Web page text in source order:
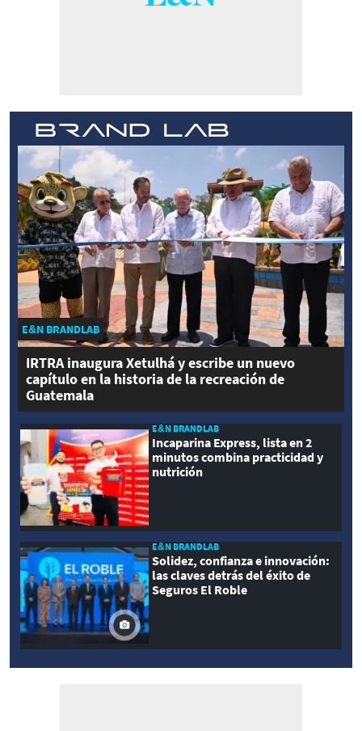
E&N BRANDLAB
IRTRA inaugura Xetulhá y escribe un nuevo
capítulo en la historia de la recreación de
Guatemala
E&N BRANDLAB
Incaparina Express, lista en 2
minutos combina practicidad y
nutrición
E&N BRANDLAB
Solidez, confianza e innovación:
las claves detrás del éxito de
Seguros El Roble